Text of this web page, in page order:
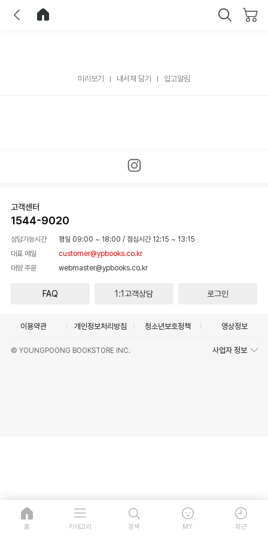
미리보기 내서재 담기 입고알림
고객센터
1544-9020
상담가능시간 평일 09:00 ~ 18:00 / 점심시간 12:15 ~ 13:15
대표 메일
customer@ypbooks.co.kr
대량 주문
webmaster@ypbooks.co.kr
FAQ 1:1고객상담 로그인
이용약관 개인정보처리방침 청소년보호정책 영상정보
© YOUNGPOONG BOOKSTORE INC. 사업자 정보
홈 카테고리 검색 MY 최근